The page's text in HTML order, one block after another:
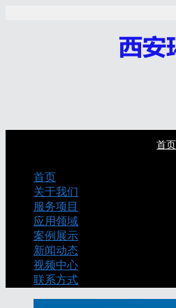
首页
首页
关于我们
服务项目
应用领域
案例展示
新闻动态
视频中心
联系方式